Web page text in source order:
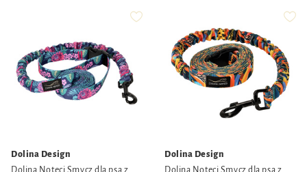
Dolina Design
Dolina Noteci Smycz dla psa z
Dolina Design
Dolina Noteci Smycz dla psa z